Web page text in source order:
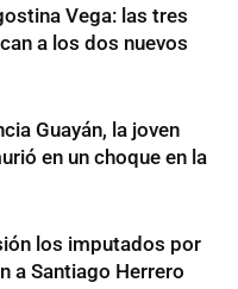
Vega: las tres
a los dos nuevos
Guayán, la joven
en un choque en la
los imputados por
a Santiago Herrero